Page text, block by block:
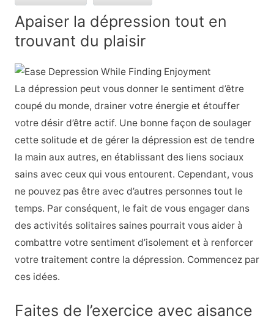
Apaiser la dépression tout en
trouvant du plaisir
La dépression peut vous donner le sentiment d’être
coupé du monde, drainer votre énergie et étouffer
votre désir d’être actif. Une bonne façon de soulager
cette solitude et de gérer la dépression est de tendre
la main aux autres, en établissant des liens sociaux
sains avec ceux qui vous entourent. Cependant, vous
ne pouvez pas être avec d’autres personnes tout le
temps. Par conséquent, le fait de vous engager dans
des activités solitaires saines pourrait vous aider à
combattre votre sentiment d’isolement et à renforcer
votre traitement contre la dépression. Commencez par
ces idées.
Faites de l’exercice avec aisance